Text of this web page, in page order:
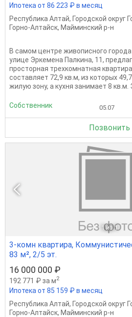
Ипотека от 86 223 ₽ в месяц
Республика Алтай, Городской округ
Горно-Алтайск, Майминский р-н
В самом центре живописного
улице Эркемена Палкина, 11,
просторная трехкомнатная
составляет 72,9 кв.м, из которых
жилую зону, а кухня занимает 8 кв.м.
Собственник 05.07
Позвонить
1 из 1
3-комн квартира,
83 м², 2/5 эт.
16 000 000 ₽
192 771 ₽ за м2
Ипотека от 85 159 ₽ в месяц
Республика Алтай, Городской округ
Горно-Алтайск, Майминский р-н